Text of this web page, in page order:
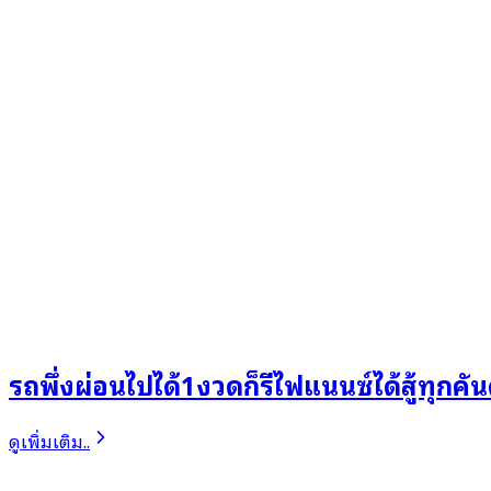
รถพึ่งผ่อนไปได้1งวดก็รีไฟแนนซ์ได้สู้ทุกคั
ดูเพิ่มเติม..